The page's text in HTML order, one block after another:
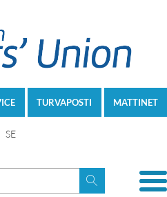
MATTINET
TURVAPOSTI
SE